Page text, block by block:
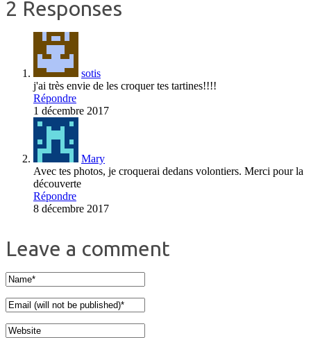
2 Responses
sotis
j'ai très envie de les croquer tes tartines!!!!
Répondre
1 décembre 2017
Mary
Avec tes photos, je croquerai dedans volontiers. Merci pour la
découverte
Répondre
8 décembre 2017
Leave a comment